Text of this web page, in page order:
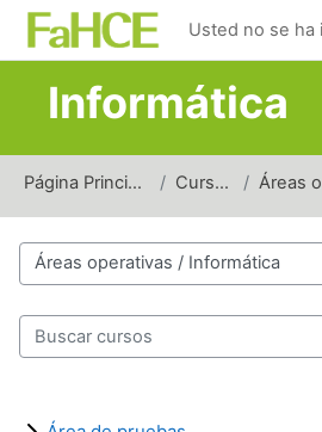
Salta al contenido principal
Usted no se ha
Informática
Página Principal Cursos
Categorías
Buscar cursos